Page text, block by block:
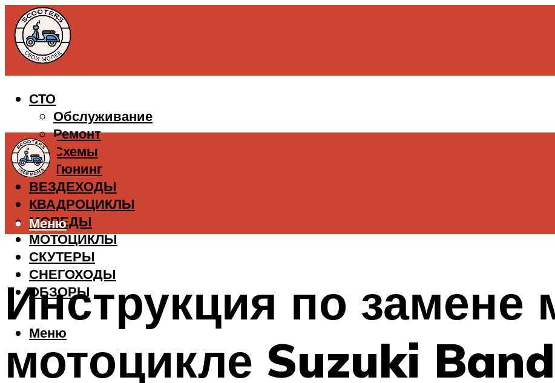
СТО
Обслуживание
Ремонт
Схемы
Тюнинг
ВЕЗДЕХОДЫ
КВАДРОЦИКЛЫ
МОПЕДЫ
МОТОЦИКЛЫ
СКУТЕРЫ
СНЕГОХОДЫ
ОБЗОРЫ
Меню
Меню
Инструкция по замене
мотоцикле Suzuki